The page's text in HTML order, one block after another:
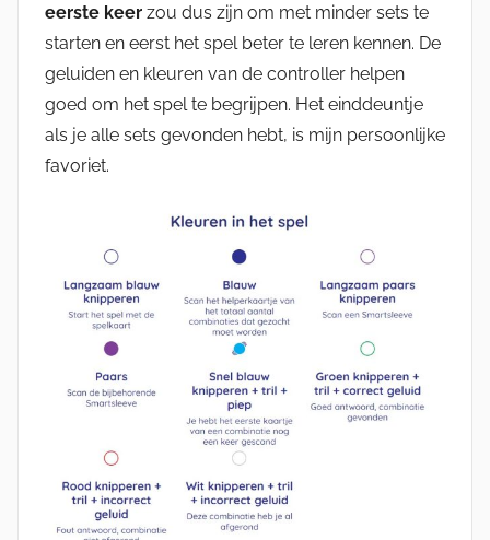
eerste keer zou dus zijn om met minder sets te
starten en eerst het spel beter te leren kennen. De
geluiden en kleuren van de controller helpen
goed om het spel te begrijpen. Het einddeuntje
als je alle sets gevonden hebt, is mijn persoonlijke
favoriet.